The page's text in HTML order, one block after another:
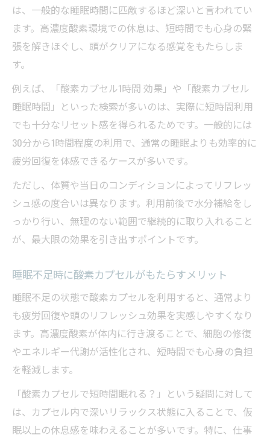
は、一般的な睡眠時間に匹敵するほど深いと言われてい
ます。高濃度酸素環境での休息は、短時間でも心身の緊
張を解きほぐし、頭がクリアになる感覚をもたらしま
す。
例えば、「酸素カプセル1時間 効果」や「酸素カプセル
睡眠時間」といった検索が多いのは、実際に短時間利用
でも十分なリセット感を得られるためです。一般的には
30分から1時間程度の利用で、通常の睡眠よりも効率的に
疲労回復を体感できるケースが多いです。
ただし、体質や当日のコンディションによってリフレッ
シュ感の度合いは異なります。利用前後で水分補給をし
っかり行い、無理のない範囲で継続的に取り入れること
が、最大限の効果を引き出すポイントです。
睡眠不足時に酸素カプセルがもたらすメリット
睡眠不足の状態で酸素カプセルを利用すると、通常より
も疲労回復や頭のリフレッシュ効果を実感しやすくなり
ます。高濃度酸素が体内に行き渡ることで、細胞の修復
やエネルギー代謝が活性化され、短時間でも心身の負担
を軽減します。
「酸素カプセルで短時間眠れる？」という疑問に対して
は、カプセル内で深いリラックス状態に入ることで、仮
眠以上の休息感を味わえることが多いです。特に、仕事